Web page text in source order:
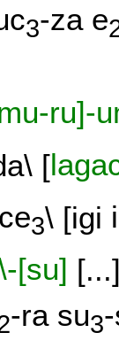
3-za e
ru]-
\ [
3\ [igi
[su] [...
-ra su3